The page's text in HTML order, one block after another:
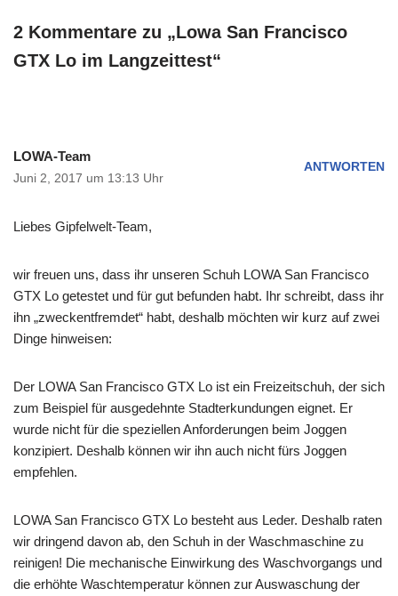
2 Kommentare zu „Lowa San Francisco
GTX Lo im Langzeittest“
LOWA-Team
Juni 2, 2017 um 13:13 Uhr
ANTWORTEN
Liebes Gipfelwelt-Team,
wir freuen uns, dass ihr unseren Schuh LOWA San Francisco
GTX Lo getestet und für gut befunden habt. Ihr schreibt, dass ihr
ihn „zweckentfremdet“ habt, deshalb möchten wir kurz auf zwei
Dinge hinweisen:
Der LOWA San Francisco GTX Lo ist ein Freizeitschuh, der sich
zum Beispiel für ausgedehnte Stadterkundungen eignet. Er
wurde nicht für die speziellen Anforderungen beim Joggen
konzipiert. Deshalb können wir ihn auch nicht fürs Joggen
empfehlen.
LOWA San Francisco GTX Lo besteht aus Leder. Deshalb raten
wir dringend davon ab, den Schuh in der Waschmaschine zu
reinigen! Die mechanische Einwirkung des Waschvorgangs und
die erhöhte Waschtemperatur können zur Auswaschung der